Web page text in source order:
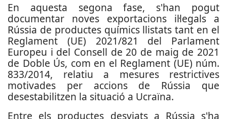
En aquesta segona fase, s'han pogut
documentar noves exportacions il·legals a
Rússia de productes químics llistats tant en el
Reglament (UE) 2021/821 del Parlament
Europeu i del Consell de 20 de maig de 2021
de Doble Ús, com en el Reglament (UE) núm.
833/2014, relatiu a mesures restrictives
motivades per accions de Rússia que
desestabilitzen la situació a Ucraïna.
Entre els productes desviats a Rússia s'ha